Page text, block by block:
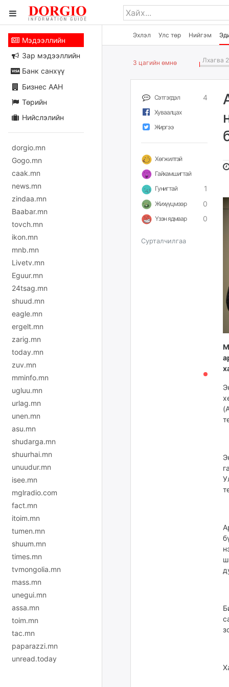
Эхлэл Улс төр Нийгэм
Мэдээллийн
Зар мэдээллийн
Банк санхүү
Бизнес ААН
Төрийн
Нийслэлийн
dorgio.mn
Gogo.mn
caak.mn
news.mn
zindaa.mn
Baabar.mn
tovch.mn
ikon.mn
mnb.mn
Livetv.mn
Eguur.mn
24tsag.mn
shuud.mn
eagle.mn
ergelt.mn
zarig.mn
today.mn
zuv.mn
mminfo.mn
ugluu.mn
urlag.mn
unen.mn
asu.mn
shudarga.mn
shuurhai.mn
unuudur.mn
isee.mn
mglradio.com
fact.mn
itoim.mn
tumen.mn
shuum.mn
times.mn
tvmongolia.mn
mass.mn
unegui.mn
assa.mn
toim.mn
tac.mn
paparazzi.mn
unread.today
3 цагийн өмнө Лхагва
Сэтгэгдэл 4
Хуваалцах
Жиргээ
Хөгжилтэй
Гайхамшигтай
Гунигтай
1
Жихүүцмээр 0
Үзэн ядмаар 0
Сурталчилгаа